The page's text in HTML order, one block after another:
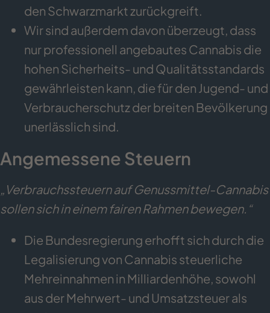
den Schwarzmarkt zurückgreift.
Wir sind außerdem davon überzeugt, dass
nur professionell angebautes Cannabis die
hohen Sicherheits- und Qualitätsstandards
gewährleisten kann, die für den Jugend- und
Verbraucherschutz der breiten Bevölkerung
unerlässlich sind.
Angemessene Steuern
„Verbrauchssteuern auf Genussmittel-Cannabis
sollen sich in einem fairen Rahmen bewegen.“
Die Bundesregierung erhofft sich durch die
Legalisierung von Cannabis steuerliche
Mehreinnahmen in Milliardenhöhe, sowohl
aus der Mehrwert- und Umsatzsteuer als